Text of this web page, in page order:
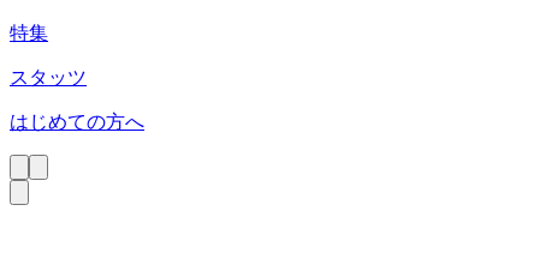
特集
スタッツ
はじめての方へ